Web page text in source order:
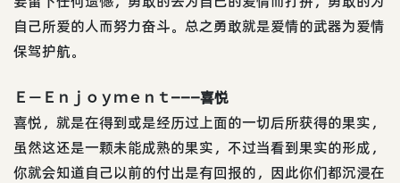
自己所爱的人而努力奋斗。总之勇敢就是爱情的武器为爱情
保驾护航。
Ｅ－Ｅｎｊｏｙｍｅｎｔ———喜悦
喜悦，就是在得到或是经历过上面的一切后所获得的果实，
虽然这还是一颗未能成熟的果实，不过当看到果实的形成，
你就会知道自己以前的付出是有回报的，因此你们都沉浸在